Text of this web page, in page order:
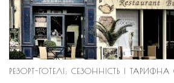
РЕЗОРТ-ГОТЕЛІ: СЕЗОННІСТЬ І ТАРИФНА